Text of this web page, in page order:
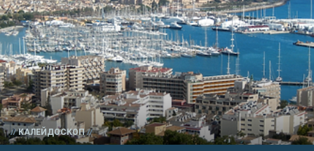
КАЛЕЙДОСКОП